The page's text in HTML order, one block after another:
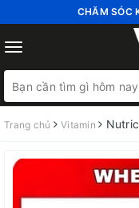
CHĂM SÓC
Toggle
navigation
Trang chủ Vitamin